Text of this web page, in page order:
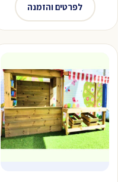
היה:
לפרטים והזמנה